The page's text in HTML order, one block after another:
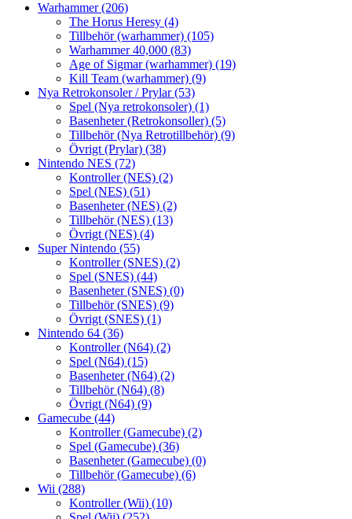
Warhammer(206)
The Horus Heresy (4)
Tillbehör (warhammer) (105)
Warhammer 40,000 (83)
Age of Sigmar (warhammer) (19)
Kill Team (warhammer) (9)
Nya Retrokonsoler / Prylar(53)
Spel (Nya retrokonsoler) (1)
Basenheter (Retrokonsoller) (5)
Tillbehör (Nya Retrotillbehör) (9)
Övrigt (Prylar) (38)
Nintendo NES (72)
Kontroller (NES) (2)
Spel (NES) (51)
Basenheter (NES) (2)
Tillbehör (NES) (13)
Övrigt (NES) (4)
Super Nintendo (55)
Kontroller (SNES) (2)
Spel (SNES) (44)
Basenheter (SNES) (0)
Tillbehör (SNES) (9)
Övrigt (SNES) (1)
Nintendo 64 (36)
Kontroller (N64) (2)
Spel (N64) (15)
Basenheter (N64) (2)
Tillbehör (N64) (8)
Övrigt (N64) (9)
Gamecube (44)
Kontroller (Gamecube) (2)
Spel (Gamecube) (36)
Basenheter (Gamecube) (0)
Tillbehör (Gamecube) (6)
Wii (288)
Kontroller (Wii) (10)